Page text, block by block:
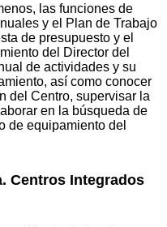
las funciones de
y el Plan de Trabajo
de presupuesto y el
del Director del
de actividades y su
así como conocer
del Centro, supervisar la
en la búsqueda de
de equipamiento del
Centros Integrados